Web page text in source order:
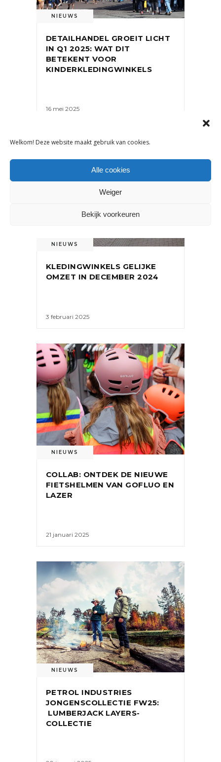
Welkom! Deze website maakt gebruik van cookies.
Alle cookies
Weiger
Bekijk voorkeuren
NIEUWS
DETAILHANDEL GROEIT LICHT
IN Q1 2025: WAT DIT
BETEKENT VOOR
KINDERKLEDINGWINKELS
16 mei 2025
NIEUWS
KLEDINGWINKELS GELIJKE
OMZET IN DECEMBER 2024
3 februari 2025
NIEUWS
COLLAB: ONTDEK DE NIEUWE
FIETSHELMEN VAN GOFLUO EN
LAZER
21 januari 2025
NIEUWS
PETROL INDUSTRIES
JONGENSCOLLECTIE FW25:
LUMBERJACK LAYERS-
COLLECTIE